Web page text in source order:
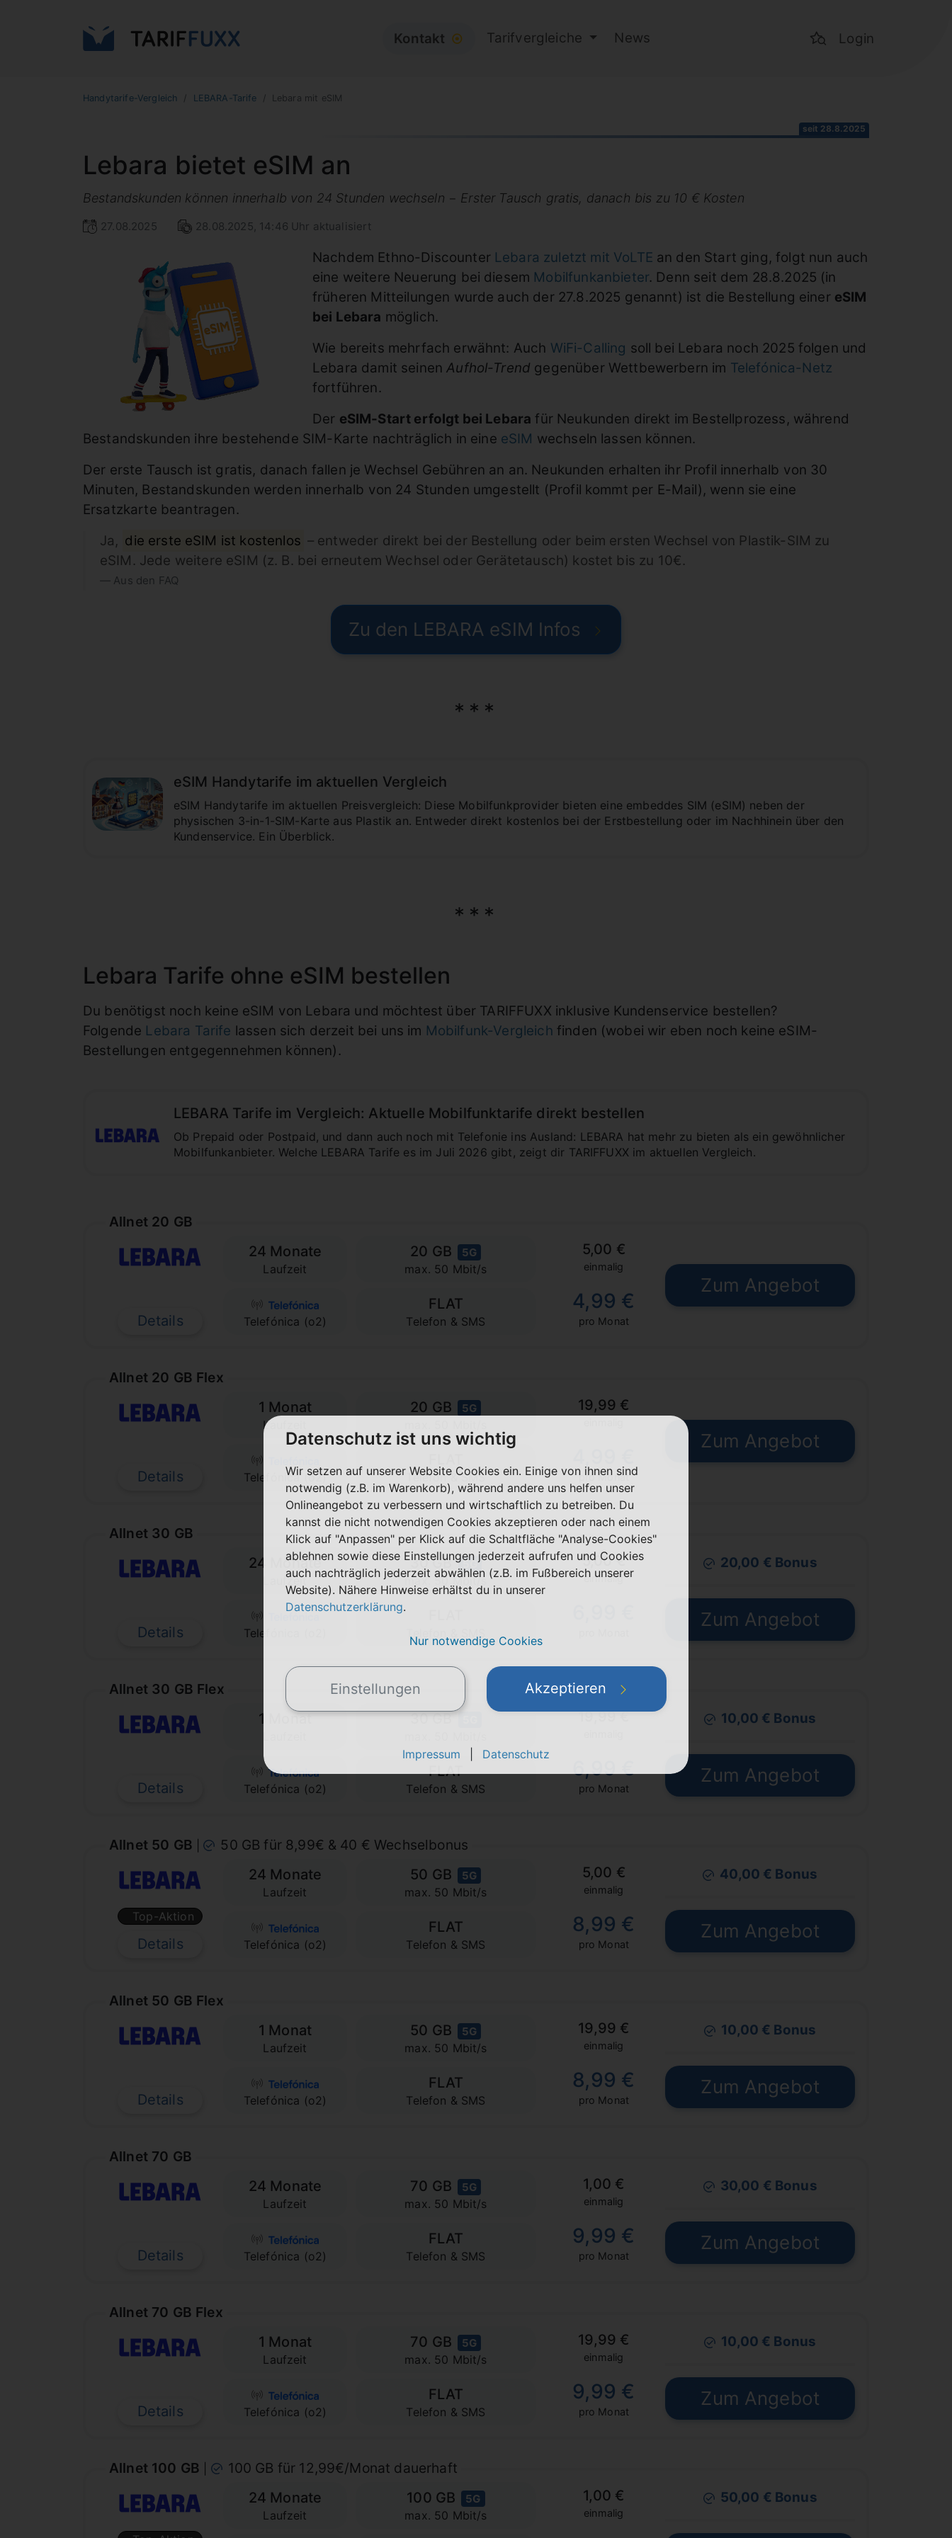
Kontakt ⦿ Tarifvergleiche News Login
Handytarife-Vergleich LEBARA-Tarife Lebara mit eSIM
seit 28.8.2025
Lebara bietet eSIM an
Bestandskunden können innerhalb von 24 Stunden wechseln − Erster Tausch gratis, danach bis zu 10 € Kosten
27.08.2025 28.08.2025, 14:46 Uhr aktualisiert
Nachdem Ethno-Discounter Lebara zuletzt mit VoLTE an den Start ging, folgt nun auch
eine weitere Neuerung bei diesem Mobilfunkanbieter. Denn seit dem 28.8.2025 (in
früheren Mitteilungen wurde auch der 27.8.2025 genannt) ist die Bestellung einer eSIM
bei Lebara möglich.
Wie bereits mehrfach erwähnt: Auch WiFi-Calling soll bei Lebara noch 2025 folgen und
Lebara damit seinenAufhol-Trend gegenüber Wettbewerbern im Telefónica-Netz
fortführen.
Der eSIM-Start erfolgt bei Lebara für Neukunden direkt im Bestellprozess, während
Bestandskunden ihre bestehende SIM-Karte nachträglich in eine eSIM wechseln lassen können.
Der erste Tausch ist gratis, danach fallen je Wechsel Gebühren an an. Neukunden erhalten ihr Profil innerhalb von 30
Minuten, Bestandskunden werden innerhalb von 24 Stunden umgestellt (Profil kommt per E-Mail), wenn sie eine
Ersatzkarte beantragen.
Ja, die erste eSIM ist kostenlos – entweder direkt bei der Bestellung oder beim ersten Wechsel von Plastik-SIM zu
eSIM. Jede weitere eSIM (z. B. bei erneutem Wechsel oder Gerätetausch) kostet bis zu 10€.
Aus den FAQ
Zu den LEBARA eSIM Infos
eSIM Handytarife im aktuellen Vergleich
eSIM Handytarife im aktuellen Preisvergleich: Diese Mobilfunkprovider bieten eine embeddes SIM (eSIM) neben der
physischen 3-in-1-SIM-Karte aus Plastik an. Entweder direkt kostenlos bei der Erstbestellung oder im Nachhinein über den
Kundenservice. Ein Überblick.
Lebara Tarife ohne eSIM bestellen
Du benötigst noch keine eSIM von Lebara und möchtest über TARIFFUXX inklusive Kundenservice bestellen?
Folgende Lebara Tarife lassen sich derzeit bei uns im Mobilfunk-Vergleich finden (wobei wir eben noch keine eSIM-
Bestellungen entgegennehmen können).
LEBARA Tarife im Vergleich: Aktuelle Mobilfunktarife direkt bestellen
Ob Prepaid oder Postpaid, und dann auch noch mit Telefonie ins Ausland: LEBARA hat mehr zu bieten als ein gewöhnlicher
Mobilfunkanbieter. Welche LEBARA Tarife es im Juli 2026 gibt, zeigt dir TARIFFUXX im aktuellen Vergleich.
Allnet 20 GB
Details
24 Monate
Laufzeit
Telefónica (o2)
20 GB 5G
max. 50 Mbit/s
FLAT
Telefon & SMS
5,00 €
einmalig
4,99 €
pro Monat
Zum Angebot
Allnet 20 GB Flex
Details
1 Monat
Laufzeit
Telefónica (o2)
20 GB 5G
Telefon & SMS
19,99 €
pro Monat
Zum Angebot
Allnet 30 GB
Details
24 Monate
Laufzeit
Telefónica (o2)
30 GB 5G
max. 50 Mbit/s
Telefon & SMS
5,00 €
einmalig
20,00 € Bonus
Zum Angebot
Allnet 30 GB Flex
Details
1 Monat
Telefónica (o2)
30 GB
FLAT
Telefon & SMS
19,99 €
6,99 €
pro Monat
10,00 € Bonus
Zum Angebot
Allnet 50 GB 50 GB für 8,99€ & 40 € Wechselbonus
Top-Aktion
Details
24 Monate
Laufzeit
Telefónica (o2)
50 GB 5G
max. 50 Mbit/s
FLAT
Telefon & SMS
5,00 €
einmalig
8,99 €
pro Monat
40,00 € Bonus
Zum Angebot
Allnet 50 GB Flex
Details
1 Monat
Laufzeit
Telefónica (o2)
50 GB 5G
max. 50 Mbit/s
FLAT
Telefon & SMS
19,99 €
einmalig
8,99 €
pro Monat
10,00 € Bonus
Zum Angebot
Allnet 70 GB
Details
24 Monate
Laufzeit
Telefónica (o2)
70 GB 5G
max. 50 Mbit/s
FLAT
Telefon & SMS
1,00 €
einmalig
9,99 €
pro Monat
30,00 € Bonus
Zum Angebot
Allnet 70 GB Flex
Details
1 Monat
Laufzeit
Telefónica (o2)
70 GB 5G
max. 50 Mbit/s
FLAT
Telefon & SMS
19,99 €
einmalig
9,99 €
pro Monat
10,00 € Bonus
Zum Angebot
Allnet 100 GB 100 GB für 12,99€/Monat dauerhaft
24 Monate
Laufzeit
100 GB 5G
max. 50 Mbit/s
1,00 €
einmalig
50,00 € Bonus
Datenschutz ist uns wichtig
Wir setzen auf unserer Website Cookies ein. Einige von ihnen sind
notwendig (z.B. im Warenkorb), während andere uns helfen unser
Onlineangebot zu verbessern und wirtschaftlich zu betreiben. Du
kannst die nicht notwendigen Cookies akzeptieren oder nach einem
Klick auf "Anpassen" per Klick auf die Schaltfläche "Analyse-Cookies"
ablehnen sowie diese Einstellungen jederzeit aufrufen und Cookies
auch nachträglich jederzeit abwählen (z.B. im Fußbereich unserer
Website). Nähere Hinweise erhältst du in unserer
Datenschutzerklärung.
Nur notwendige Cookies
Einstellungen Akzeptieren
Impressum Datenschutz